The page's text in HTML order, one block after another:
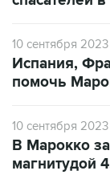
10 сентября 2023
помочь
10 сентября 2023
магнитудой